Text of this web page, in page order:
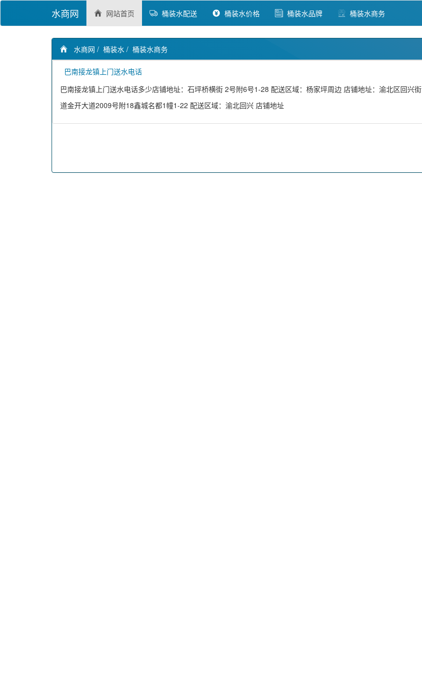
水商网 网站首页 桶装水配送 桶装水价格 桶装水品牌 桶装水商务
水商网 / 桶装水 / 桶装水商务
巴南接龙镇上门送水电话
巴南接龙镇上门送水电话多少店铺地址：石坪桥横街 2号附6号1-28 配送区域：杨家坪周边 店铺地址：渝北区回兴街
道金开大道2009号附18鑫城名都1幢1-22 配送区域：渝北回兴 店铺地址